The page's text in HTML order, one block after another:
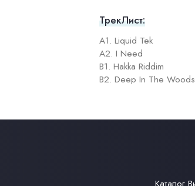
ТрекЛист:
A1. Liquid Tek
A2. I Need
B1. Hakka Riddim
B2. Deep In The Woods